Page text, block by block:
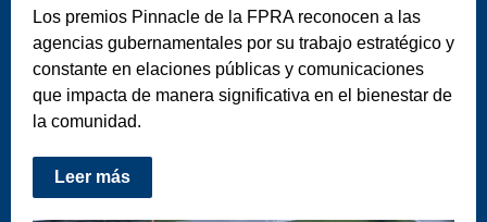
Los premios Pinnacle de la FPRA reconocen a las
agencias gubernamentales por su trabajo estratégico y
constante en elaciones públicas y comunicaciones
que impacta de manera significativa en el bienestar de
la comunidad.
Leer más